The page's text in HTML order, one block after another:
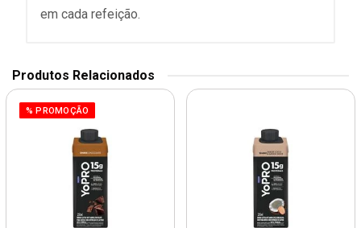
em cada refeição.
Produtos Relacionados
% PROMOÇÃO